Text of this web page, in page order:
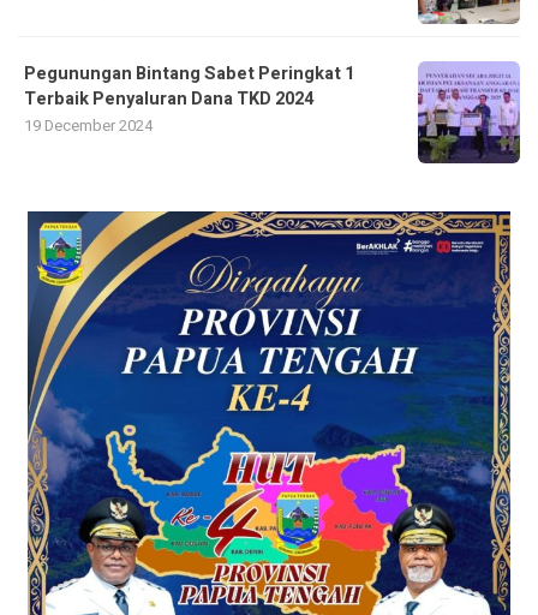
Pegunungan Bintang Sabet Peringkat 1
Terbaik Penyaluran Dana TKD 2024
19 December 2024